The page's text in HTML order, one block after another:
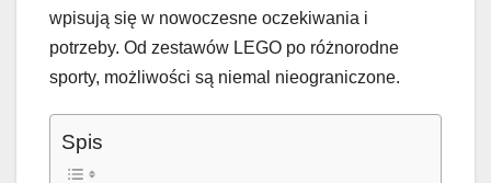
wpisują się w nowoczesne oczekiwania i
potrzeby. Od zestawów LEGO po różnorodne
sporty, możliwości są niemal nieograniczone.
Spis